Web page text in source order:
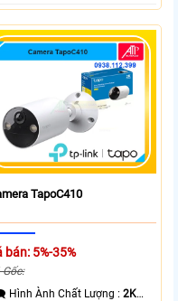
TapoC410
bán: 5%-35%
Gốc:
👁️‍🗨 Hình Ành Chất Lượng :2K